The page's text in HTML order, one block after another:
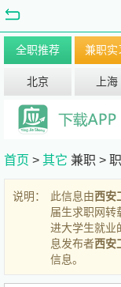
全职推荐 兼职实
北京 上海
首页 > 其它 兼职 >
说明： 此信息由西安
届生求职网转
进大学生就业
息发布者西安
信息。